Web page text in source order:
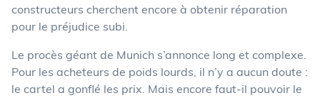
constructeurs cherchent encore à obtenir réparation
pour le préjudice subi.
Le procès géant de Munich s’annonce long et complexe.
Pour les acheteurs de poids lourds, il n’y a aucun doute :
le cartel a gonflé les prix. Mais encore faut-il pouvoir le